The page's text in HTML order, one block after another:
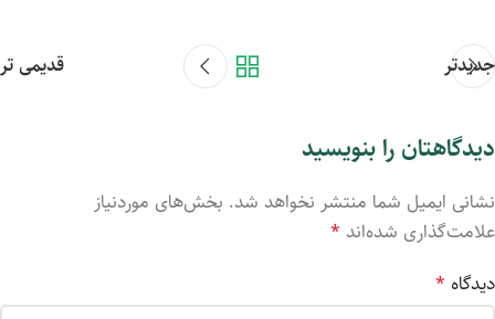
جدیدتر قدیمی تر
دیدگاهتان را بنویسید
نشانی ایمیل شما منتشر نخواهد شد. بخش‌های موردنیاز
علامت‌گذاری شده‌اند *
دیدگاه *